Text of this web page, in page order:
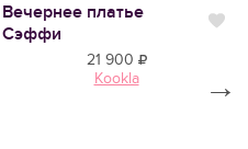
Нравится
Вечернее платье
Сэффи
21 900
Kookla
→